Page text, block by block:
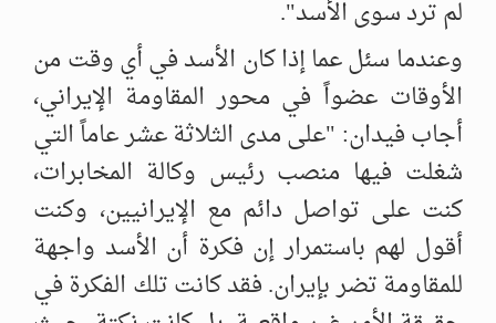
لم ترد سوى الأسد".
وعندما سئل عما إذا كان الأسد في أي وقت من
الأوقات عضواً في محور ‏المقاومة الإيراني،
أجاب فيدان: "على مدى الثلاثة عشر عاماً التي
شغلت فيها ‏منصب رئيس وكالة المخابرات،
كنت على تواصل دائم مع الإيرانيين، وكنت
‏أقول لهم باستمرار إن فكرة أن الأسد واجهة
للمقاومة تضر بإيران. فقد كانت ‏تلك الفكرة في